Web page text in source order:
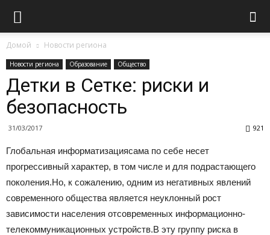
Домой Новости региона
Новости региона Образование Общество
Детки в Сетке: риски и
безопасность
31/03/2017 921
Глобальная информатизациясама по себе несет
прогрессивный характер, в том числе и для подрастающего
поколения.Но, к сожалению, одним из негативных явлений
современного общества является неуклонный рост
зависимости населения отсовременных информационно-
телекоммуникационных устройств.В эту группу риска в